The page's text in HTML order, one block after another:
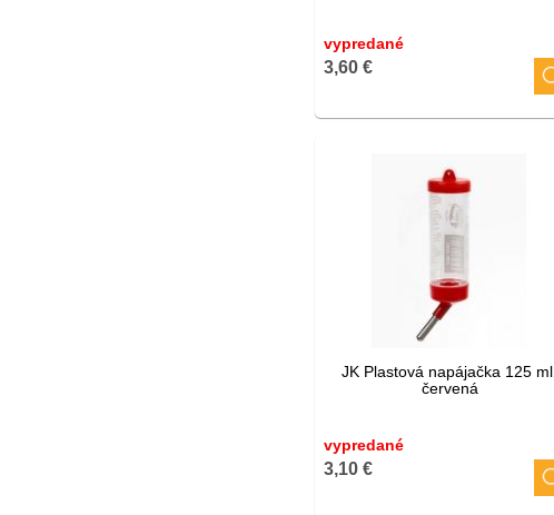
vypredané
3,60 €
JK Plastová napájačka 125 ml,
červená
vypredané
3,10 €